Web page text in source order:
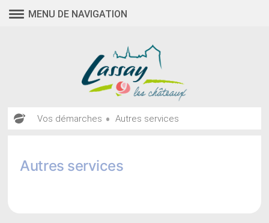
MENU DE NAVIGATION
Vos démarches • Autres services
Autres services